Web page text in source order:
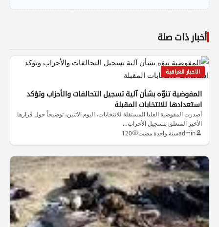
أخبار ذات صلة
الاخبار العراقية
المفوضية تنوّه بشأن آلية تسجيل التحالفات والأحزاب وتؤكد
استعدادها للانتخابات المقبلة
أصدرت المفوضية العليا المستقلة للانتخابات، اليوم الاثنين، توضيحاً حول قرارها
الأخير المتعلق بتسجيل الأحزاب…
adminسنة واحدة مضت 120